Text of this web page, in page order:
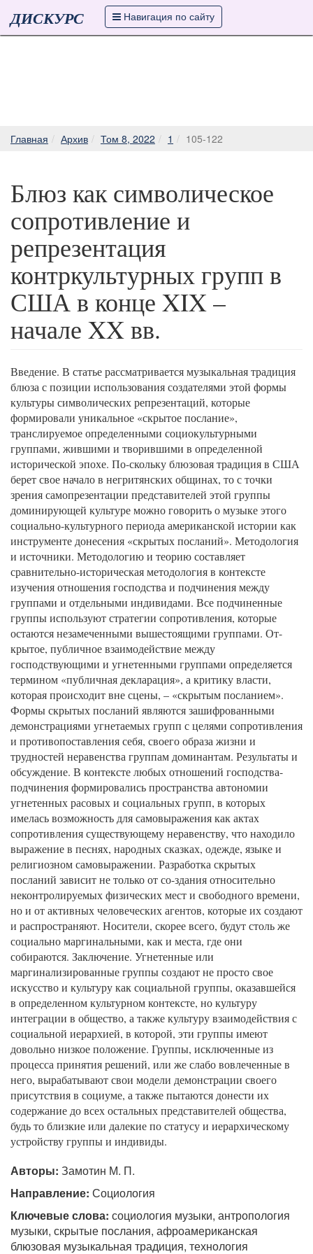
ДИСКУРС Навигация по сайту
Главная Архив Том 8, 2022 1 105-122
Блюз как символическое
сопротивление и
репрезентация
контркультурных групп в
США в конце XIX –
начале XX вв.
Введение. В статье рассматривается музыкальная традиция
блюза с позиции использования создателями этой формы
культуры символических репрезентаций, которые
формировали уникальное «скрытое послание»,
транслируемое определенными социокультурными
группами, жившими и творившими в определенной
исторической эпохе. По-скольку блюзовая традиция в США
берет свое начало в негритянских общинах, то с точки
зрения самопрезентации представителей этой группы
доминирующей культуре можно говорить о музыке этого
социально-культурного периода американской истории как
инструменте донесения «скрытых посланий». Методология
и источники. Методологию и теорию составляет
сравнительно-историческая методология в контексте
изучения отношения господства и подчинения между
группами и отдельными индивидами. Все подчиненные
группы используют стратегии сопротивления, которые
остаются незамеченными вышестоящими группами. От-
крытое, публичное взаимодействие между
господствующими и угнетенными группами определяется
термином «публичная декларация», а критику власти,
которая происходит вне сцены, – «скрытым посланием».
Формы скрытых посланий являются зашифрованными
демонстрациями угнетаемых групп с целями сопротивления
и противопоставления себя, своего образа жизни и
трудностей неравенства группам доминантам. Результаты и
обсуждение. В контексте любых отношений господства-
подчинения формировались пространства автономии
угнетенных расовых и социальных групп, в которых
имелась возможность для самовыражения как актах
сопротивления существующему неравенству, что находило
выражение в песнях, народных сказках, одежде, языке и
религиозном самовыражении. Разработка скрытых
посланий зависит не только от со-здания относительно
неконтролируемых физических мест и свободного времени,
но и от активных человеческих агентов, которые их создают
и распространяют. Носители, скорее всего, будут столь же
социально маргинальными, как и места, где они
собираются. Заключение. Угнетенные или
маргинализированные группы создают не просто свое
искусство и культуру как социальной группы, оказавшейся
в определенном культурном контексте, но культуру
интеграции в общество, а также культуру взаимодействия с
социальной иерархией, в которой, эти группы имеют
довольно низкое положение. Группы, исключенные из
процесса принятия решений, или же слабо вовлеченные в
него, вырабатывают свои модели демонстрации своего
присутствия в социуме, а также пытаются донести их
содержание до всех остальных представителей общества,
будь то близкие или далекие по статусу и иерархическому
устройству группы и индивиды.
Авторы: Замотин М. П.
Направление: Социология
Ключевые слова: социология музыки, антропология
музыки, скрытые послания, афроамериканская
блюзовая музыкальная традиция, технология